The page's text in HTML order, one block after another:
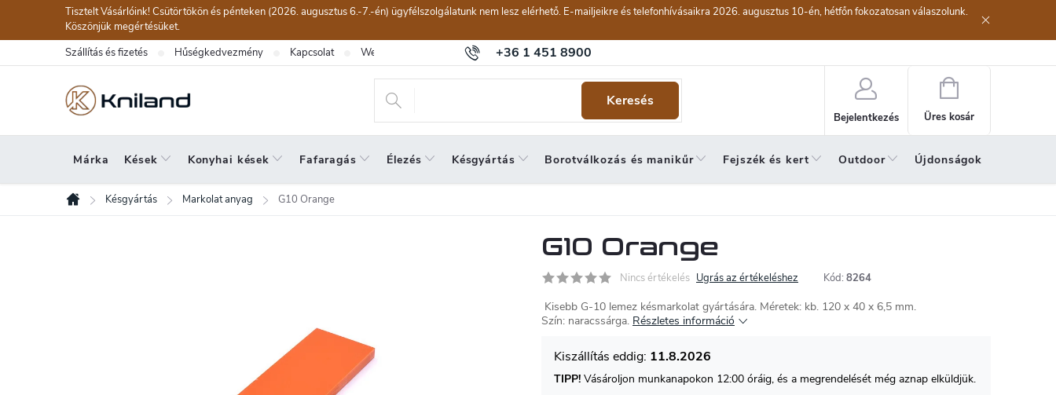
fő
tartalomhoz
Tisztelt Vásárlóink! Csütörtökön és pénteken (2026. augusztus 6.-7.-én) ügyfélszolgálatunk nem lesz elérhető. E-mailjeikre és telefonhívásaikra 2026. augusztus 10-én, hétfőn fokozatosan válaszolunk.
Köszönjük megértésüket.
+36 1 451 8900
Szállítás és fizetés Hűségkedvezmény Kapcsolat Webáruház értékelése Általános szerződési feltételek
Keresés
Bejelentkezés
Kosár
Üres kosár
Márka Kések Konyhai kések Fafaragás Élezés Késgyártás Borotválkozás és manikűr Fejszék és kert Outdoor Újdonságok
Kezdőlap
Késgyártás Markolat anyag G10 Orange
G10 Orange
Nincs értékelés Ugrás az értékeléshez Kód: 8264
Kisebb G-10 lemez késmarkolat gyártására. Méretek: kb. 120 x 40 x 6,5 mm.
Szín: naracssárga. Részletes információ
11.8.2026
TIPP! Vásároljon munkanapokon 12:00 óráig, és a megrendelését még aznap elküldjük.